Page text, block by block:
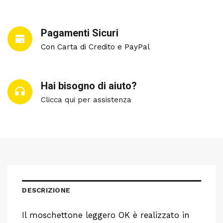
Pagamenti Sicuri
Con Carta di Credito e PayPal
Hai bisogno di aiuto?
Clicca qui per assistenza
DESCRIZIONE
Il moschettone leggero OK è realizzato in